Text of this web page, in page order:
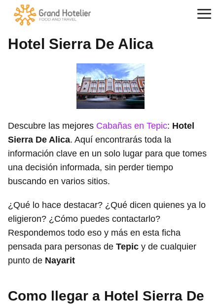
Hotel Sierra De Alica
Descubre las mejores Cabañas en Tepic: Hotel
Sierra De Alica. Aquí encontrarás toda la
información clave en un solo lugar para que tomes
una decisión informada, sin perder tiempo
buscando en varios sitios.
¿Qué lo hace destacar? ¿Qué dicen quienes ya lo
eligieron? ¿Cómo puedes contactarlo?
Respondemos todo eso y más en esta ficha
pensada para personas de Tepic y de cualquier
punto de Nayarit
Como llegar a Hotel Sierra De